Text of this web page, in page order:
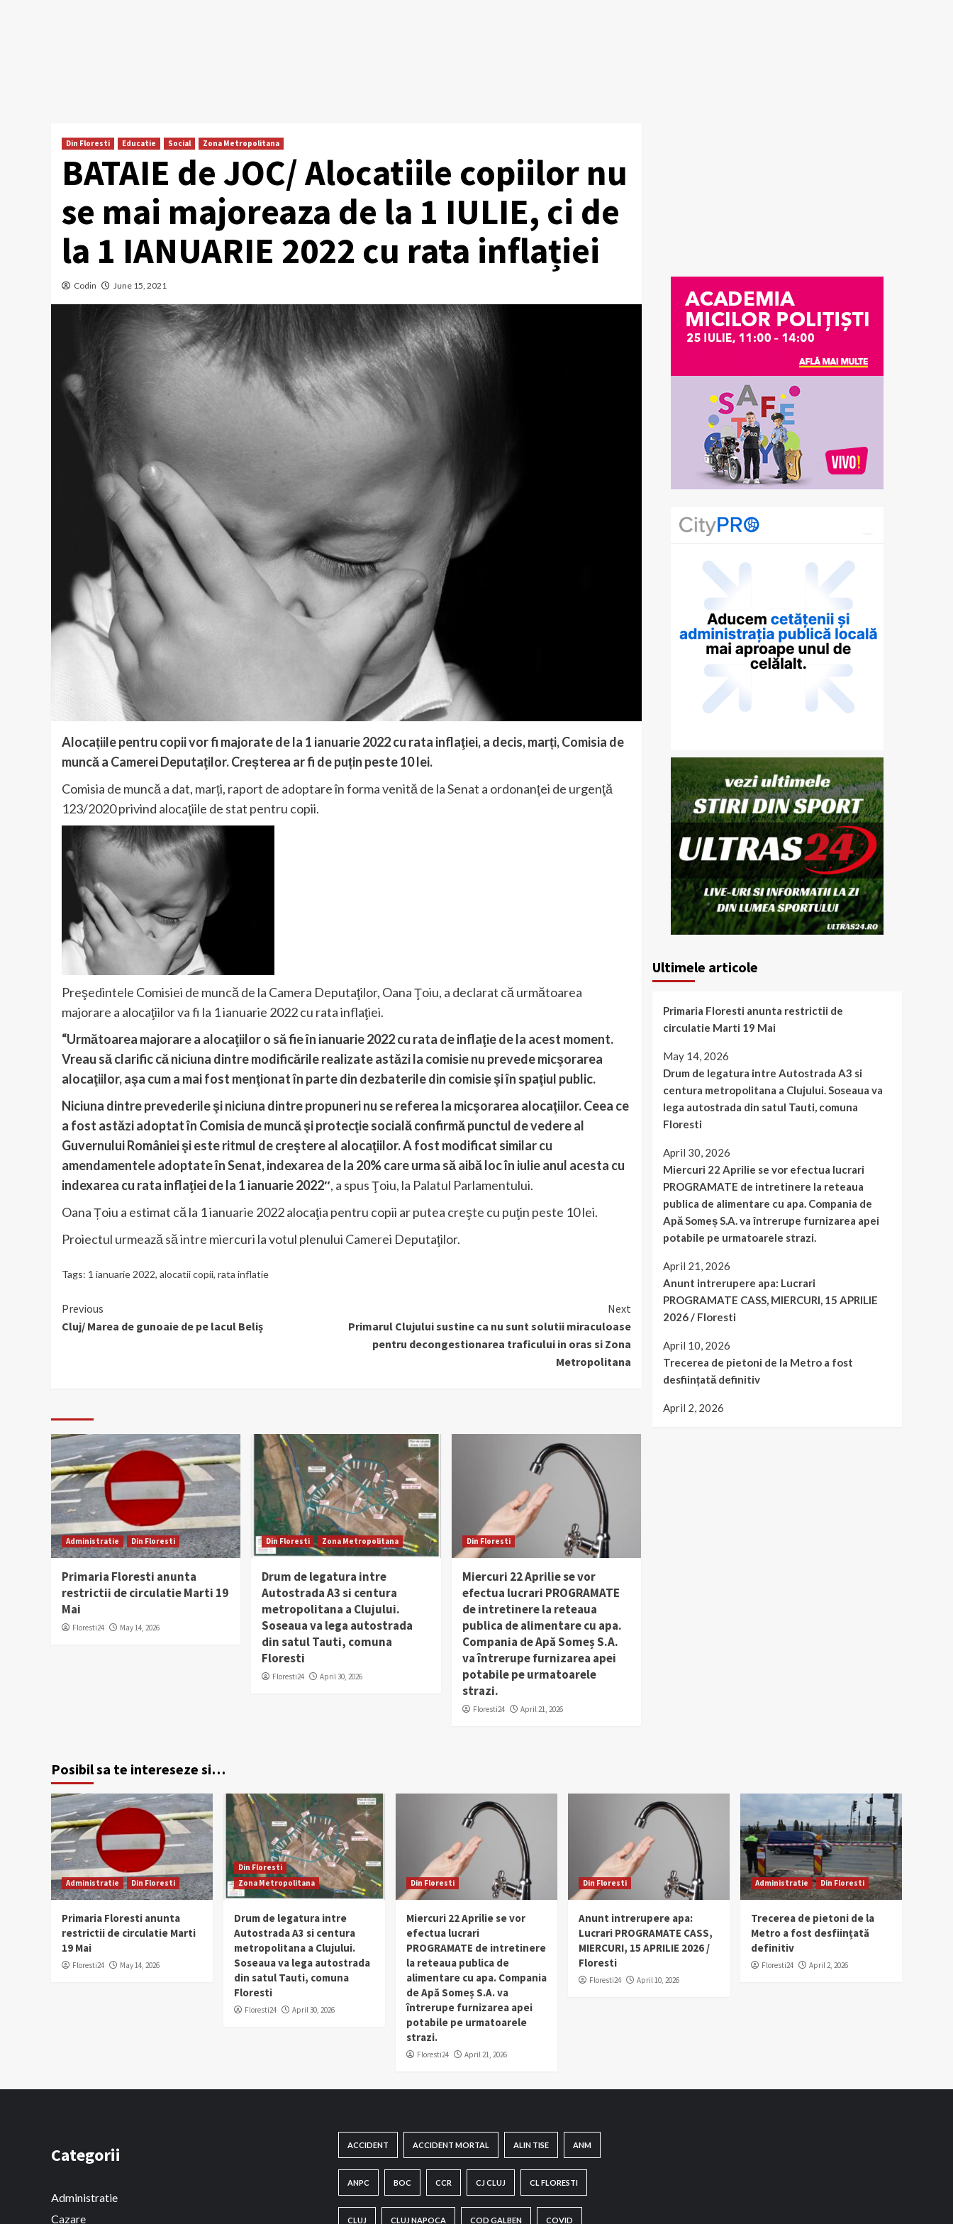
Din Floresti Educatie Social Zona Metropolitana
BATAIE de JOC/ Alocatiile copiilor nu
se mai majoreaza de la 1 IULIE, ci de
la 1 IANUARIE 2022 cu rata inflației
Codin June 15, 2021
Alocațiile pentru copii vor fi majorate de la 1 ianuarie 2022 cu rata inflaţiei, a decis, marți, Comisia de
muncă a Camerei Deputaţilor. Creșterea ar fi de puțin peste 10 lei.
Comisia de muncă a dat, marți, raport de adoptare în forma venită de la Senat a ordonanţei de urgenţă
123/2020 privind alocaţiile de stat pentru copii.
Preşedintele Comisiei de muncă de la Camera Deputaţilor, Oana Ţoiu, a declarat că următoarea
majorare a alocaţiilor va fi la 1 ianuarie 2022 cu rata inflaţiei.
“Următoarea majorare a alocaţiilor o să fie în ianuarie 2022 cu rata de inflaţie de la acest moment.
Vreau să clarific că niciuna dintre modificările realizate astăzi la comisie nu prevede micşorarea
alocaţiilor, aşa cum a mai fost menţionat în parte din dezbaterile din comisie şi în spaţiul public.
Niciuna dintre prevederile şi niciuna dintre propuneri nu se referea la micşorarea alocaţiilor. Ceea ce
a fost astăzi adoptat în Comisia de muncă şi protecţie socială confirmă punctul de vedere al
Guvernului României şi este ritmul de creştere al alocaţiilor. A fost modificat similar cu
amendamentele adoptate în Senat, indexarea de la 20% care urma să aibă loc în iulie anul acesta cu
indexarea cu rata inflaţiei de la 1 ianuarie 2022″, a spus Ţoiu, la Palatul Parlamentului.
Oana Țoiu a estimat că la 1 ianuarie 2022 alocaţia pentru copii ar putea creşte cu puţin peste 10 lei.
Proiectul urmează să intre miercuri la votul plenului Camerei Deputaţilor.
Tags: 1 ianuarie 2022, alocatii copii, rata inflatie
Continue
Reading
Previous
Cluj/ Marea de gunoaie de pe lacul Beliș
Next
Primarul Clujului sustine ca nu sunt solutii miraculoase
pentru decongestionarea traficului in oras si Zona
Metropolitana
Administratie Din Floresti
Primaria Floresti anunta
restrictii de circulatie Marti 19
Mai
Floresti24 May 14, 2026
Din Floresti Zona Metropolitana
Drum de legatura intre
Autostrada A3 si centura
metropolitana a Clujului.
Soseaua va lega autostrada
din satul Tauti, comuna
Floresti
Floresti24 April 30, 2026
Din Floresti
Miercuri 22 Aprilie se vor
efectua lucrari PROGRAMATE
de intretinere la reteaua
publica de alimentare cu apa.
Compania de Apă Someș S.A.
va întrerupe furnizarea apei
potabile pe urmatoarele
strazi.
Floresti24 April 21, 2026
Ultimele articole
Primaria Floresti anunta restrictii de
circulatie Marti 19 Mai
May 14, 2026
Drum de legatura intre Autostrada A3 si
centura metropolitana a Clujului. Soseaua va
lega autostrada din satul Tauti, comuna
Floresti
April 30, 2026
Miercuri 22 Aprilie se vor efectua lucrari
PROGRAMATE de intretinere la reteaua
publica de alimentare cu apa. Compania de
Apă Someș S.A. va întrerupe furnizarea apei
potabile pe urmatoarele strazi.
April 21, 2026
Anunt intrerupere apa: Lucrari
PROGRAMATE CASS, MIERCURI, 15 APRILIE
2026 / Floresti
April 10, 2026
Trecerea de pietoni de la Metro a fost
desființată definitiv
April 2, 2026
Posibil sa te intereseze si…
Administratie Din Floresti
Primaria Floresti anunta
restrictii de circulatie Marti
19 Mai
Floresti24 May 14, 2026
Din Floresti
Zona Metropolitana
Drum de legatura intre
Autostrada A3 si centura
metropolitana a Clujului.
Soseaua va lega autostrada
din satul Tauti, comuna
Floresti
Floresti24 April 30, 2026
Din Floresti
Miercuri 22 Aprilie se vor
efectua lucrari
PROGRAMATE de intretinere
la reteaua publica de
alimentare cu apa. Compania
de Apă Someș S.A. va
întrerupe furnizarea apei
potabile pe urmatoarele
strazi.
Floresti24 April 21, 2026
Din Floresti
Anunt intrerupere apa:
Lucrari PROGRAMATE CASS,
MIERCURI, 15 APRILIE 2026 /
Floresti
Floresti24 April 10, 2026
Administratie Din Floresti
Trecerea de pietoni de la
Metro a fost desființată
definitiv
Floresti24 April 2, 2026
Categorii
Administratie
Cazare
ACCIDENT ACCIDENT MORTAL ALIN TISE ANM
ANPC BOC CCR CJ CLUJ CL FLORESTI
CLUJ CLUJ NAPOCA COD GALBEN COVID